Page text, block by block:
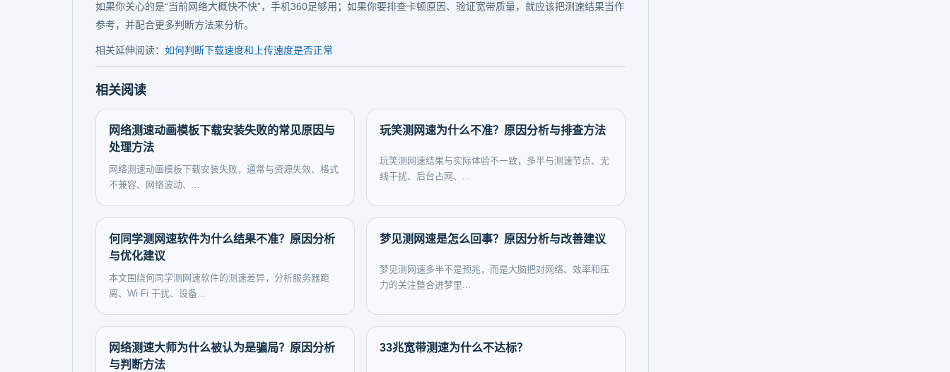
如果你关心的是“当前网络大概快不快”，手机360足够用；如果你要排查卡顿原因、验证宽带质量，就应该把测速结果当作
参考，并配合更多判断方法来分析。
相关延伸阅读： 如何判断下载速度和上传速度是否正常
相关阅读
网络测速动画模板下载安装失败的常见原因与
处理方法
网络测速动画模板下载安装失败，通常与资源失效、格式
不兼容、网络波动、...
玩笑测网速为什么不准？原因分析与排查方法
玩笑测网速结果与实际体验不一致，多半与测速节点、无
线干扰、后台占网、...
何同学测网速软件为什么结果不准？原因分析
与优化建议
本文围绕何同学测网速软件的测速差异，分析服务器距
离、Wi-Fi 干扰、设备...
梦见测网速是怎么回事？原因分析与改善建议
梦见测网速多半不是预兆，而是大脑把对网络、效率和压
力的关注整合进梦里...
网络测速大师为什么被认为是骗局？原因分析
与判断方法
33兆宽带测速为什么不达标？